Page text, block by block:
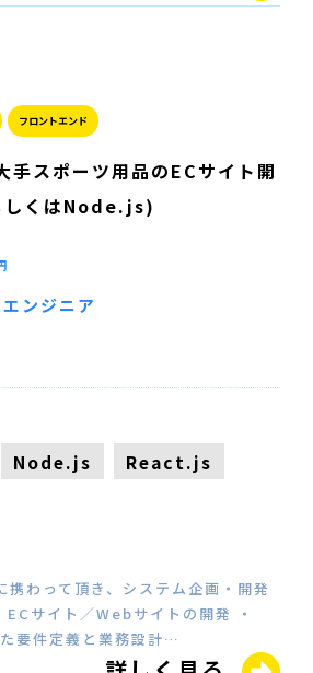
フロントエンド
手スポーツ用品のECサイト開
くはNode.js)
ンジニア
Node.js React.js
携わって頂き、システム企画・開発
ECサイト／Webサイトの開発 ・
要件定義と業務設計…